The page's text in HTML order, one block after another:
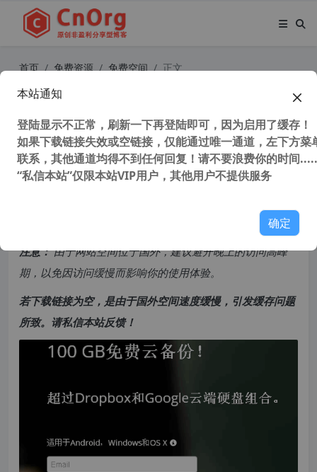
首页 免费资源 免费空间 正文
Degoo瑞士105GB免费扩容至608G
B免费网盘
32,007 次浏览次阅读
注意：由于网站空间位于国外，建议避开晚上的访问高峰
期，以免因访问缓慢而影响你的使用体验。
若下载链接为空，是由于国外空间速度缓慢，引发缓存问题
所致。请私信本站反馈！
本站通知
登陆显示不正常，刷新一下再登陆即可，因为启用了缓存！
如果下载链接失效或空链接，仅能通过唯一通道，左下方菜
联系，其他通道均得不到任何回复！请不要浪费你的时间
“私信本站”仅限本站VIP用户，其他用户不提供服务
确定